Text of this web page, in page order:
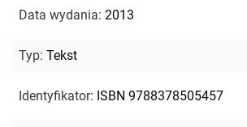
Data wydania: 2013
Typ: Tekst
Identyfikator: ISBN 9788378505457